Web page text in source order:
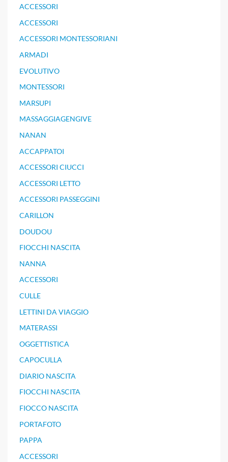
ACCESSORI
ACCESSORI
ACCESSORI MONTESSORIANI
ARMADI
EVOLUTIVO
MONTESSORI
MARSUPI
MASSAGGIAGENGIVE
NANAN
ACCAPPATOI
ACCESSORI CIUCCI
ACCESSORI LETTO
ACCESSORI PASSEGGINI
CARILLON
DOUDOU
FIOCCHI NASCITA
NANNA
ACCESSORI
CULLE
LETTINI DA VIAGGIO
MATERASSI
OGGETTISTICA
CAPOCULLA
DIARIO NASCITA
FIOCCHI NASCITA
FIOCCO NASCITA
PORTAFOTO
PAPPA
ACCESSORI